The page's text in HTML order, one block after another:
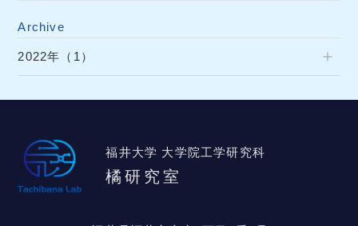
Archive
2022年（1）
福井大学 大学院工学研究科
橘研究室